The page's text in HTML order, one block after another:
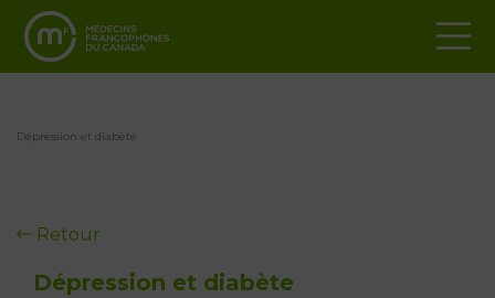
Dépression et diabète
Retour
Dépression et diabète